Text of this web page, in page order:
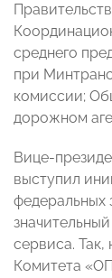
среднего
при
комиссии;
дорожном
Вице-
выступил
федеральных
сервиса.
Комитета